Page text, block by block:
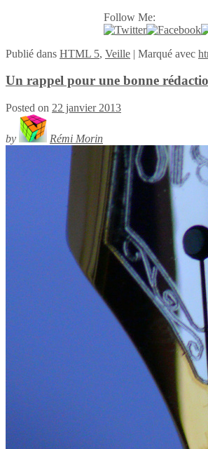
Follow Me:
Publié dans HTML 5, Veille | Marqué avec
Un rappel pour une bonne
Posted on 22 janvier 2013
by Rémi Morin